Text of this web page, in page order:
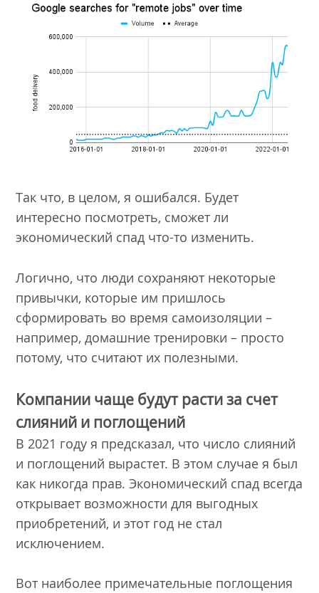
Так что, в целом, я ошибался. Будет
интересно посмотреть, сможет ли
экономический спад что-то изменить.
Логично, что люди сохраняют некоторые
привычки, которые им пришлось
сформировать во время самоизоляции –
например, домашние тренировки – просто
потому, что считают их полезными.
Компании чаще будут расти за счет
слияний и поглощений
В 2021 году я предсказал, что число слияний
и поглощений вырастет. В этом случае я был
как никогда прав. Экономический спад всегда
открывает возможности для выгодных
приобретений, и этот год не стал
исключением.
Вот наиболее примечательные поглощения